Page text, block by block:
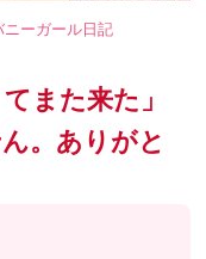
ーガール日記
また来た」
。ありがと